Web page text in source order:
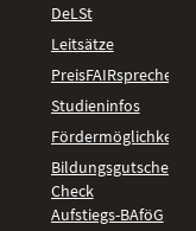
DeLSt
Leitsätze
PreisFAIRsprechen
Studieninfos
Fördermöglichkeiten
Bildungsgutschein
Check
Aufstiegs-BAföG